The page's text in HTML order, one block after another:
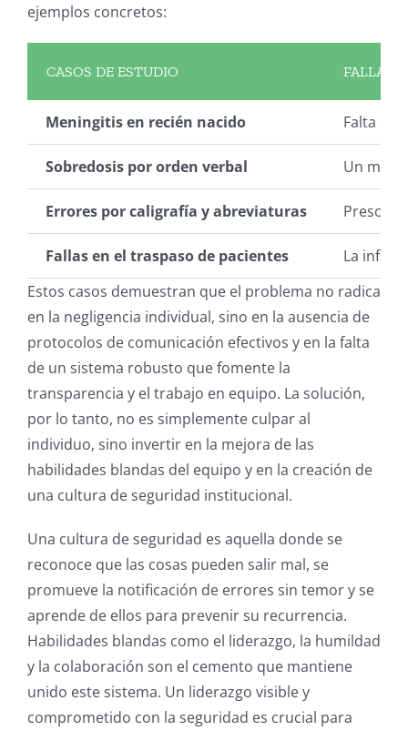
ejemplos concretos:
CASOS DE ESTUDIO FALLA
Meningitis en recién nacido Falta de
Sobredosis por orden verbal Un
Errores por caligrafía y abreviaturas
Fallas en el traspaso de pacientes
La
Estos casos demuestran que el problema no radica
en la negligencia individual, sino en la ausencia de
protocolos de comunicación efectivos y en la falta
de un sistema robusto que fomente la
transparencia y el trabajo en equipo. La solución,
por lo tanto, no es simplemente culpar al
individuo, sino invertir en la mejora de las
habilidades blandas del equipo y en la creación de
una cultura de seguridad institucional.
Una cultura de seguridad es aquella donde se
reconoce que las cosas pueden salir mal, se
promueve la notificación de errores sin temor y se
aprende de ellos para prevenir su recurrencia.
Habilidades blandas como el liderazgo, la humildad
y la colaboración son el cemento que mantiene
unido este sistema. Un liderazgo visible y
comprometido con la seguridad es crucial para